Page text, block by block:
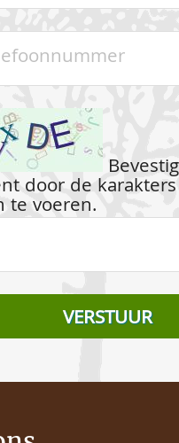
door de
te voeren.